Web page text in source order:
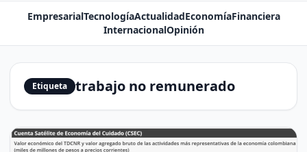
EmpresarialTecnologíaActualidadEconomíaFinanciera
InternacionalOpinión
Etiqueta trabajo no remunerado